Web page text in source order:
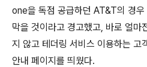
one을 독점 공급하던 AT&T의 경
막을 것이라고 경고했고, 바로 얼마
지 않고 테더링 서비스 이용하는 고
안내 페이지를 띄웠다.